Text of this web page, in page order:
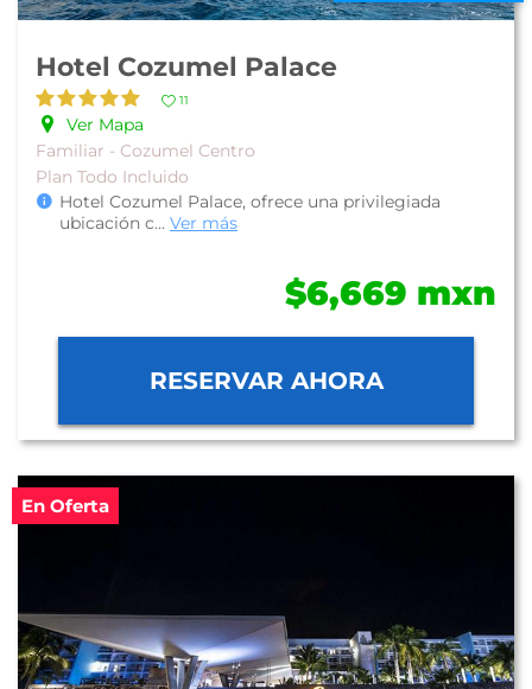
Hotel Cozumel Palace
11
Ver Mapa
Familiar - Cozumel Centro
Plan Todo Incluido
Hotel Cozumel Palace, ofrece una privilegiada
ubicación c... Ver más
$6,669 mxn
RESERVAR AHORA
En Oferta